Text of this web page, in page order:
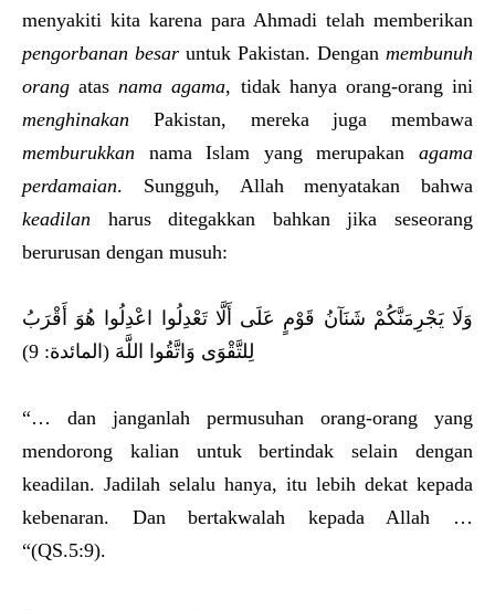
menyakiti kita karena para Ahmadi telah memberikan
pengorbanan besar untuk Pakistan. Dengan membunuh
orang atasnama agama, tidak hanya orang-orang ini
menghinakan Pakistan, mereka juga membawa
memburukkan nama Islam yang merupakan agama
perdamaian. Sungguh, Allah menyatakan bahwa
keadilan harus ditegakkan bahkan jika seseorang
berurusan dengan musuh:
وَلَا يَجْرِمَنَّكُمْ شَنَآنُ قَوْمٍ عَلَى أَلَّا تَعْدِلُوا اعْدِلُوا هُوَ أَقْرَبُ
لِلتَّقْوَى وَاتَّقُوا اللَّهَ (المائدة: 9)
“… dan janganlah permusuhan orang-orang yang
mendorong kalian untuk bertindak selain dengan
keadilan. Jadilah selalu hanya, itu lebih dekat kepada
kebenaran. Dan bertakwalah kepada Allah …
“(QS.5:9).